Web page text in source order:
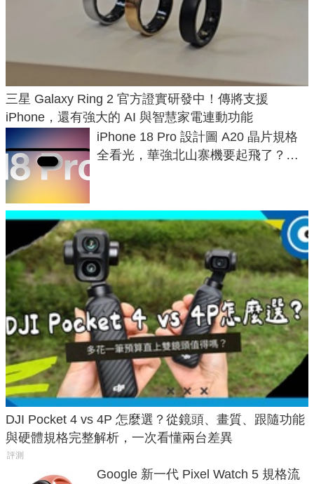
三星 Galaxy Ring 2 官方證實研發中！傳將支援
iPhone，還有強大的 AI 與智慧家電連動功能
iPhone 18 Pro 設計圖 A20 晶片規格
全看光，華強北山寨機要起飛了？專
DJI Pocket 4 vs 4P 怎麼選？從鏡頭、畫質、跟隨功能
與硬體規格完整解析，一次看懂兩台差異
評測
Google 新一代 Pixel Watch 5 規格流